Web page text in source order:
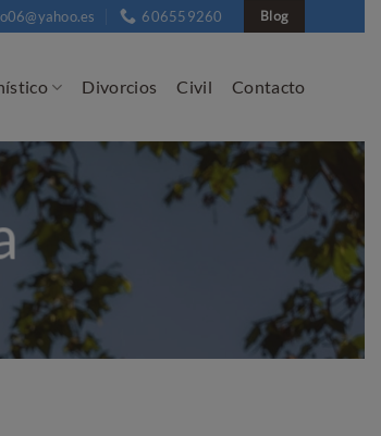
606559260 Blog
Divorcios Civil Contacto